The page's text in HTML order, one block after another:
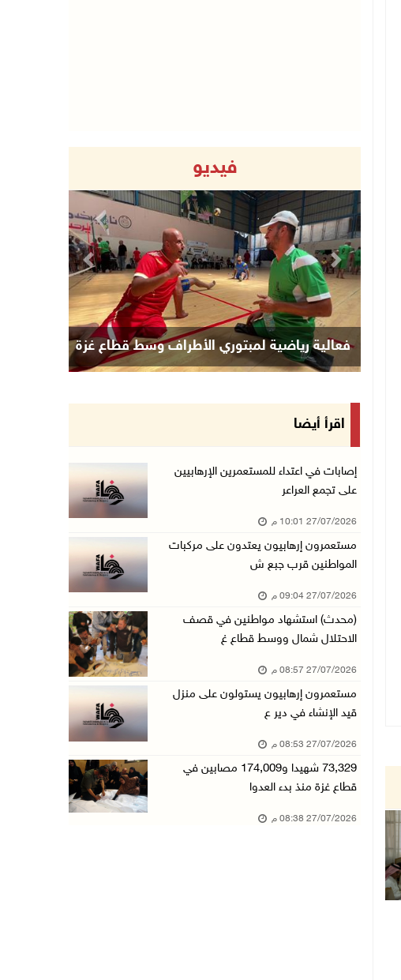
فيديو
فعالية رياضية لمبتوري الأطراف وسط قطاع غزة
Previous Next
اقرأ أيضا
إصابات في اعتداء للمستعمرين الإرهابيين
على تجمع العراعر
27/07/2026 10:01 م
مستعمرون إرهابيون يعتدون على مركبات
المواطنين قرب جبع ش
27/07/2026 09:04 م
(محدث) استشهاد مواطنين في قصف
الاحتلال شمال ووسط قطاع غ
27/07/2026 08:57 م
مستعمرون إرهابيون يستولون على منزل
قيد الإنشاء في دير ع
27/07/2026 08:53 م
73,329 شهيدا و174,009 مصابين في
قطاع غزة منذ بدء العدوا
27/07/2026 08:38 م